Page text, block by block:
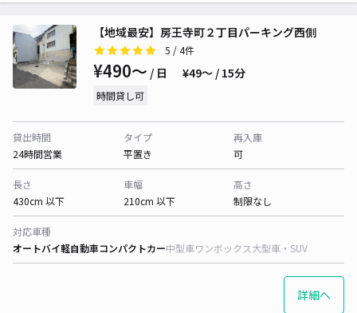
【地域最安】房王寺町２丁目パーキング西側
5 / 4件
¥490〜 / 日 ¥49〜 / 15分
時間貸し可
貸出時間
24時間営業
タイプ
平置き
再入庫
可
長さ
430cm 以下
車幅
210cm 以下
高さ
制限なし
対応車種
オートバイ軽自動車コンパクトカー中型車ワンボックス大型車・SUV
詳細へ